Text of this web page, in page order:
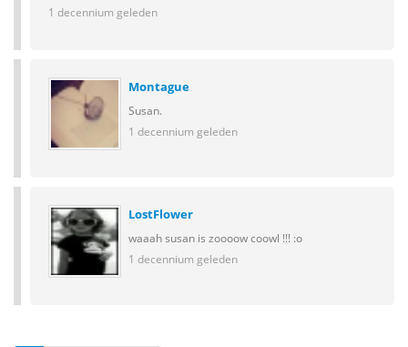
1 decennium geleden
Montague
Susan.
1 decennium geleden
LostFlower
waaah susan is zoooow coowl !!! :o
1 decennium geleden